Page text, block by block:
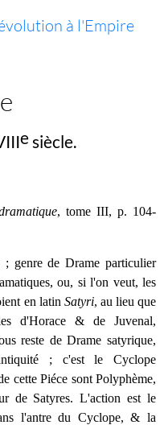
à l'Empire
esiècle.
, tome III, p. 104-
; genre de Drame particulier
ou, si l'on veut, les
en latin Satyri, au lieu que
d'Horace & de Juvenal,
reste de Drame satyrique,
; c'est le Cyclope
cette Piéce sont Polyphème,
de Satyres. L'action est le
l'antre du Cyclope, & la